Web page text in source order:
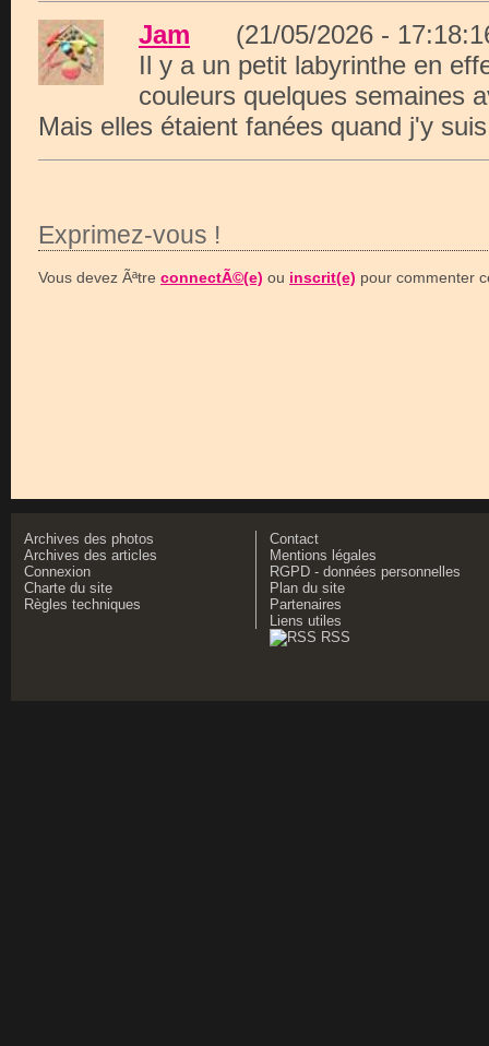
Jam (21/05/2026 -
Il y a un petit labyrinthe en
couleurs quelques semaines
Mais elles étaient fanées quand j'y
Exprimez-vous !
Vous devez Ãªtre connectÃ©(e) ou inscrit(e) pour commenter
Archives des photos
Archives des articles
Connexion
Charte du site
Règles techniques
Contact
Mentions légales
RGPD - données personnelles
Plan du site
Partenaires
Liens utiles
RSS